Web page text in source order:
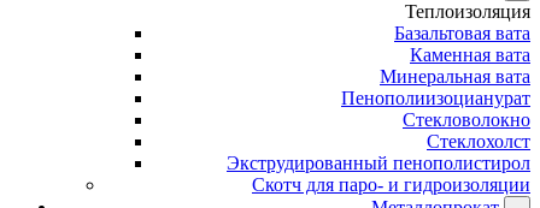
Теплоизоляция
Базальтовая вата
Каменная вата
Минеральная вата
Пенополиизоцианурат
Стекловолокно
Стеклохолст
Экструдированный пенополистирол
Скотч для паро- и гидроизоляции